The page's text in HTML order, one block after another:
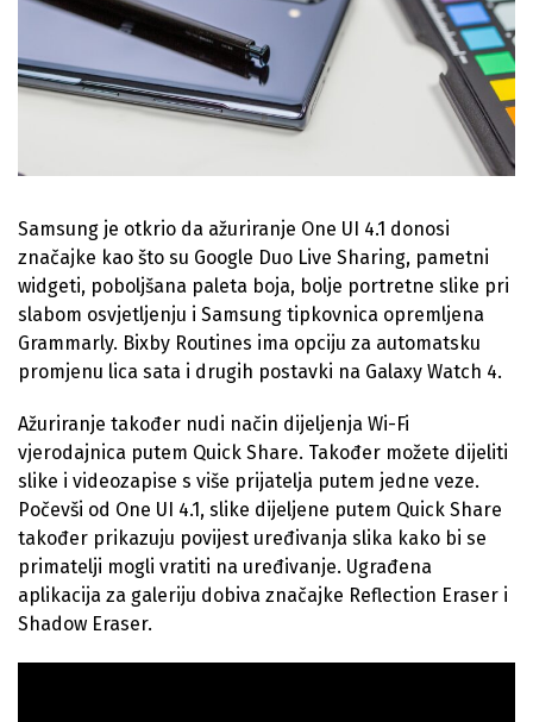
Samsung je otkrio da ažuriranje One UI 4.1 donosi
značajke kao što su Google Duo Live Sharing, pametni
widgeti, poboljšana paleta boja, bolje portretne slike pri
slabom osvjetljenju i Samsung tipkovnica opremljena
Grammarly. Bixby Routines ima opciju za automatsku
promjenu lica sata i drugih postavki na Galaxy Watch 4.
Ažuriranje također nudi način dijeljenja Wi-Fi
vjerodajnica putem Quick Share. Također možete dijeliti
slike i videozapise s više prijatelja putem jedne veze.
Počevši od One UI 4.1, slike dijeljene putem Quick Share
također prikazuju povijest uređivanja slika kako bi se
primatelji mogli vratiti na uređivanje. Ugrađena
aplikacija za galeriju dobiva značajke Reflection Eraser i
Shadow Eraser.